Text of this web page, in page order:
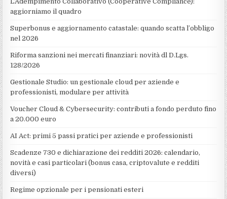
aggiorniamo il quadro
Superbonus e aggiornamento catastale: quando scatta l’obbligo
nel 2026
Riforma sanzioni nei mercati finanziari: novità dl D.Lgs.
128/2026
Gestionale Studio: un gestionale cloud per aziende e
professionisti, modulare per attività
Voucher Cloud & Cybersecurity: contributi a fondo perduto fino
a 20.000 euro
AI Act: primi 5 passi pratici per aziende e professionisti
Scadenze 730 e dichiarazione dei redditi 2026: calendario,
novità e casi particolari (bonus casa, criptovalute e redditi
diversi)
Regime opzionale per i pensionati esteri